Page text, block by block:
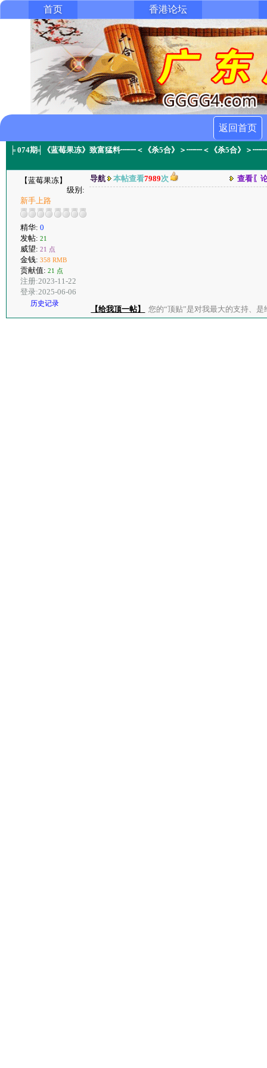
首页 香港论坛
返回首页
╞ 074期╡《蓝莓果冻》致富猛料┉┉＜《杀5合》＞┉┉＜《杀5合》＞┉┉
【蓝莓果冻】
级别:
新手上路
精华: 0
发帖: 21
威望: 21 点
金钱: 358 RMB
贡献值: 21 点
注册:2023-11-22
登录:2025-06-06
历史记录
导航 本帖查看7989次 查看〖
【给我顶一帖】 您的“顶贴”是对我最大的支持、